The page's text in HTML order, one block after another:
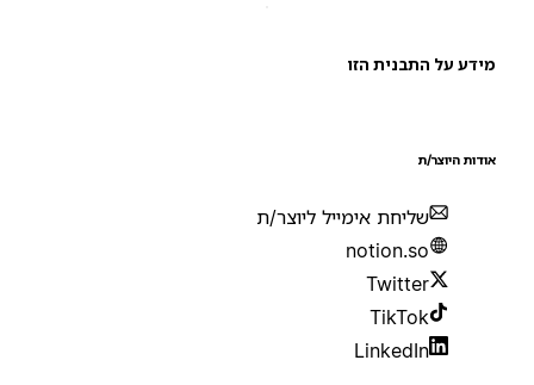
על התבנית הזו
היוצר/ת
שליחת אימייל ליוצר/ת
notion.so
Twitter
TikTok
LinkedIn